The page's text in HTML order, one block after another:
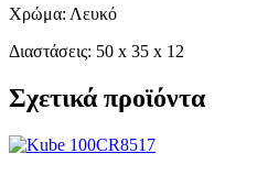
Χρώμα: Λευκό
Διαστάσεις: 50 x 35 x 12
Σχετικά προϊόντα